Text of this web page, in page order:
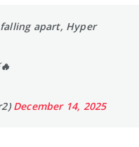
apart, Hyper
December 14, 2025